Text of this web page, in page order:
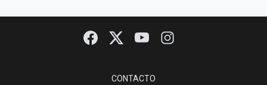
CONTACTO